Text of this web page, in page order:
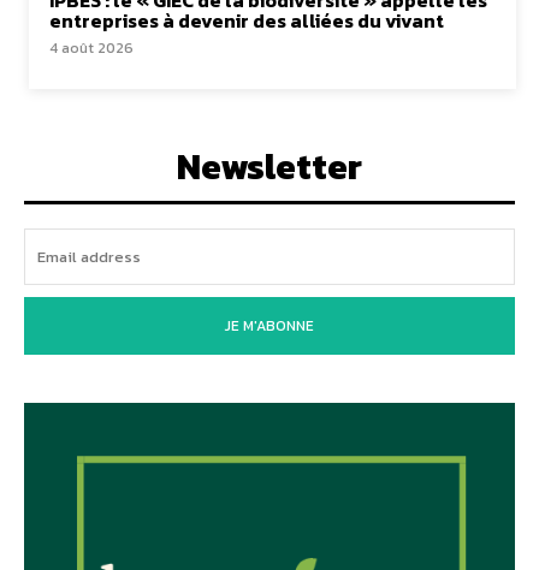
entreprises à devenir des alliées du vivant
4 août 2026
Newsletter
JE M'ABONNE